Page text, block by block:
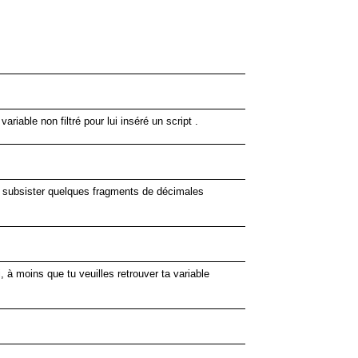
non filtré pour lui inséré un script .
quelques fragments de décimales
moins que tu veuilles retrouver ta variable